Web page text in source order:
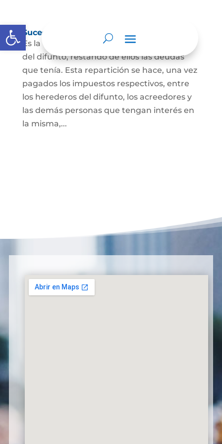
Abrir barra de herramientas
Sucesión de bienes por causa de muerte
Es la que se hace para repartir los bienes
del difunto, restando de ellos las deudas
que tenía. Esta repartición se hace, una vez
pagados los impuestos respectivos, entre
los herederos del difunto, los acreedores y
las demás personas que tengan interés en
la misma,...